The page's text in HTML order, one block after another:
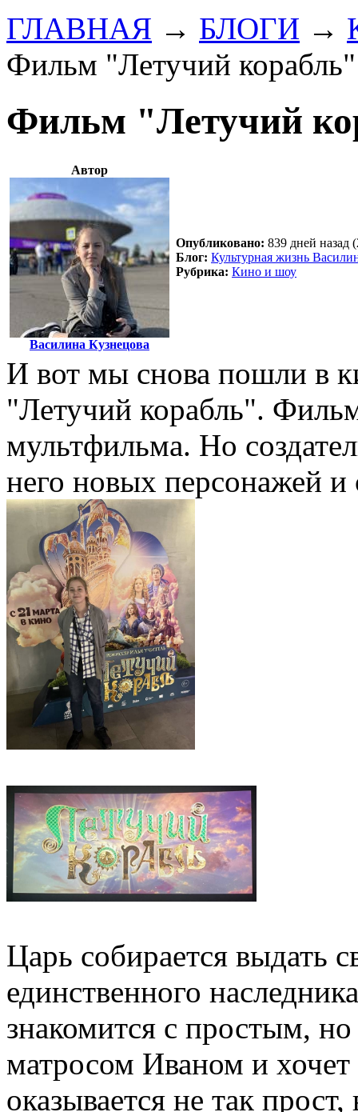
ГЛАВНАЯ → БЛОГИ →
Фильм "Летучий корабль"
Фильм "Летучий
Автор
Василина Кузнецова
Опубликовано: 839 дней назад
Блог: Культурная жизнь
Рубрика: Кино и шоу
И вот мы снова пошли в
"Летучий корабль".
мультфильма. Но
него новых персонажей
Царь собирается выдать
единственного
знакомится с простым,
матросом Иваном и
оказывается не так